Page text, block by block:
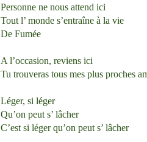
Personne ne nous attend ici
Tout l’ monde s’entraîne à la vie
De Fumée
A l’occasion, reviens ici
Tu trouveras tous mes plus proches
Léger, si léger
Qu’on peut s’ lâcher
C’est si léger qu’on peut s’ lâcher